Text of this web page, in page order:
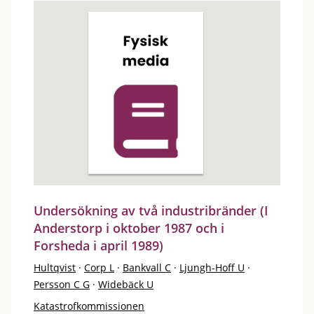
Undersökning av två industribränder (I
Anderstorp i oktober 1987 och i
Forsheda i april 1989)
Hultqvist · Corp L · Bankvall C · Ljungh-Hoff U ·
Persson C G · Widebäck U
Katastrofkommissionen